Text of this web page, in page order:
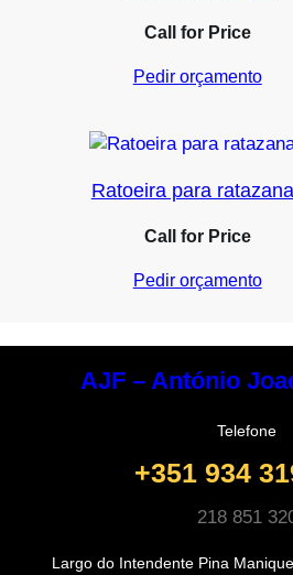
Call for Price
Pedir orçamento
Ratoeira para
Call for Price
Pedir orçamento
AJF – António
Telefone
+351 934
218 851
Largo do Intendente Pina